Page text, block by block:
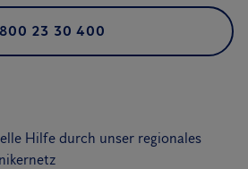
23 30 400
Hilfe durch unser regionales